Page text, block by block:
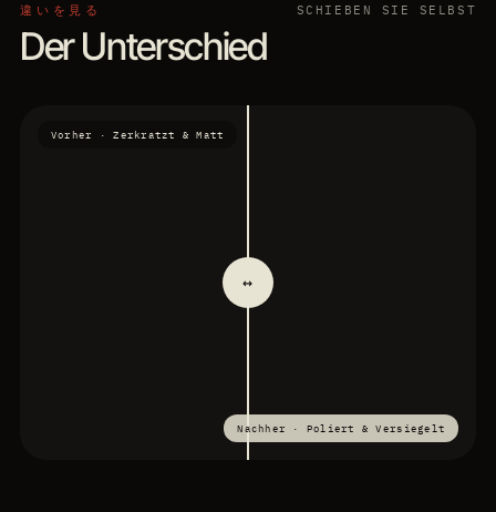
NAHEZU UNSICHTBAR IDEAL FÜR NEUWAGEN
KOMBINIERBAR MIT KERAMIK
für Fahrzeuge mit exklusiver Innenausstattung. Mit
spezialisierten Produkten von Ledermax und Swissvax.
Termin anfragen →
違いを見る
Der Unterschied
SCHIEBEN SIE SELBST
↔
Vorher · Zerkratzt & Matt
Nachher · Poliert & Versiegelt